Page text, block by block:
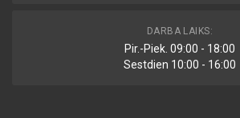
DARBA LAIKS:
Pir.-Piek. 09:00 - 18:00
Sestdien 10:00 - 16:00